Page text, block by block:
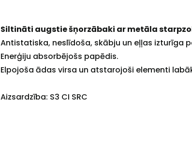
Siltināti augstie šņorzābaki ar metāla
Antistatiska, neslīdoša, skābju un eļļas izturīga
Enerģiju absorbējošs papēdis.
Elpojoša ādas virsa un atstarojoši elementi
Aizsardzība: S3 CI SRC
Sazinies
+